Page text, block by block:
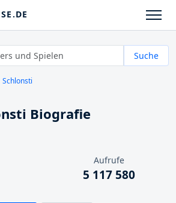
Suche
Schlonsti
Biografie
Aufrufe
5 117 580